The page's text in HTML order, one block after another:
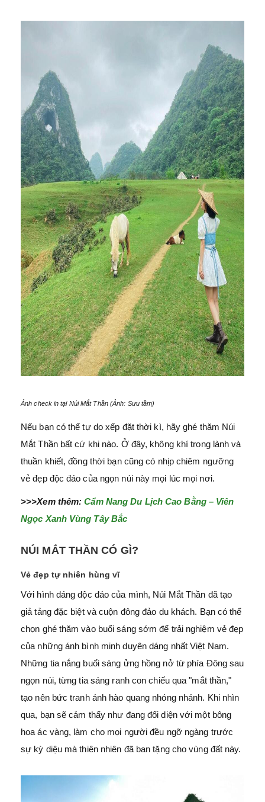
Ảnh check in tại Núi Mắt Thần (Ảnh: Sưu tầm)
Nếu bạn có thể tự do xếp đặt thời kì, hãy ghé thăm Núi
Mắt Thần bất cứ khi nào. Ở đây, không khí trong lành và
thuần khiết, đồng thời bạn cũng có nhịp chiêm ngưỡng
vẻ đẹp độc đáo của ngọn núi này mọi lúc mọi nơi.
>>>Xem thêm:Cẩm Nang Du Lịch Cao Bằng – Viên
Ngọc Xanh Vùng Tây Bắc
NÚI MẮT THẦN CÓ GÌ?
Vẻ đẹp tự nhiên hùng vĩ
Với hình dáng độc đáo của mình, Núi Mắt Thần đã tạo
giả tảng đặc biệt và cuộn đông đảo du khách. Bạn có thể
chọn ghé thăm vào buổi sáng sớm để trải nghiệm vẻ đẹp
của những ánh bình minh duyên dáng nhất Việt Nam.
Những tia nắng buổi sáng ửng hồng nở từ phía Đông sau
ngọn núi, từng tia sáng ranh con chiếu qua "mắt thần,"
tạo nên bức tranh ánh hào quang nhóng nhánh. Khi nhìn
qua, bạn sẽ cảm thấy như đang đối diện với một bông
hoa ác vàng, làm cho mọi người đều ngỡ ngàng trước
sự kỳ diệu mà thiên nhiên đã ban tặng cho vùng đất này.